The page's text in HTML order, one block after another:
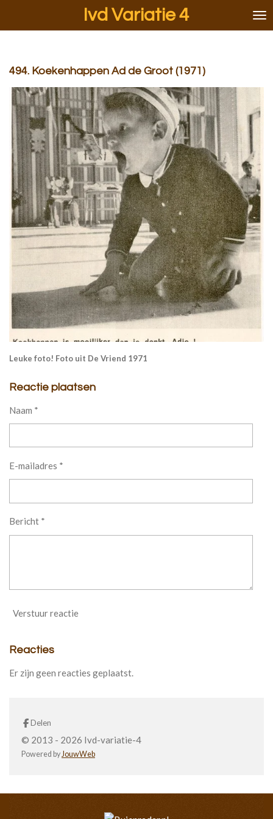
hoofdinhoud
Ivd Variatie 4
494. Koekenhappen Ad de Groot (1971)
Leuke foto! Foto uit De Vriend 1971
Reactie plaatsen
Naam *
E-mailadres *
Bericht *
Verstuur reactie
Reacties
Er zijn geen reacties geplaatst.
Delen
© 2013 - 2026 Ivd-variatie-4
Powered byJouwWeb